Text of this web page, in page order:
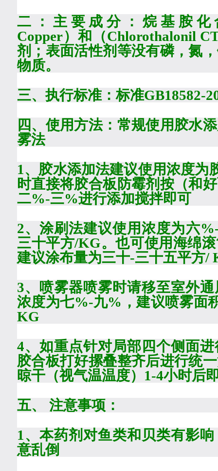
二：主要成分：烷基胺
Copper）和（Chlorothalonil
剂；表面活性剂等没有磷，氮
物质。
三、执行标准：标准GB18582-
四、使用方法：常规使用胶水
雾法
1、胶水添加法建议使用浓度为
时直接将胶合板防霉剂按（和
二%-三%进行添加搅拌即可
2、涂刷法建议使用浓度为六
三十平方/KG。也可使用海绵
建议涂布量为三十-三十五平方/
3、喷雾器喷雾时请移至室外
浓度为七%-九% ，建议喷雾面
KG
4、如重点针对局部四个侧面
胶合板打好摞叠整齐后进行统
晾干（视气温温度） 1-4小时后
五、
注意事项：
1、本药剂对鱼类和贝类有影
意乱倒